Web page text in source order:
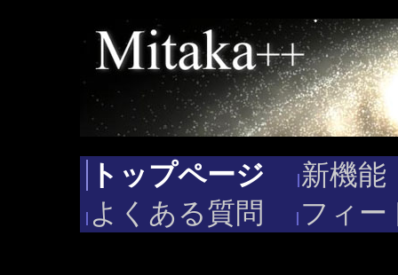
トップページ
新機能
よくある質問
フィー